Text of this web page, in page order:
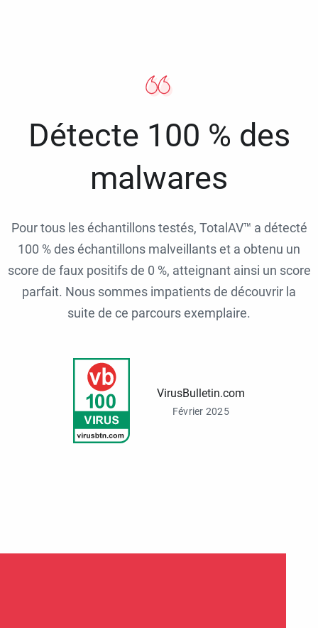
Détecte 100 % des
malwares
Pour tous les échantillons testés, TotalAV™ a détecté
100 % des échantillons malveillants et a obtenu un
score de faux positifs de 0 %, atteignant ainsi un score
parfait. Nous sommes impatients de découvrir la
suite de ce parcours exemplaire.
VirusBulletin.com
Février 2025